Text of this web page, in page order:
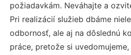
požiadavkám. Neváhajte a
Pri realizácií služieb dbáme
odbornosť, ale aj na dôslednú
práce, pretože si